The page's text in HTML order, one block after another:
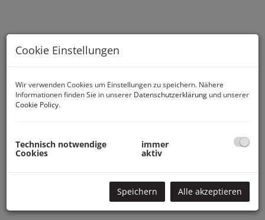
Cookie Einstellungen
Wir verwenden Cookies um Einstellungen zu speichern. Nähere
Informationen finden Sie in unserer Datenschutzerklärung und unserer
Cookie Policy.
Technisch notwendige
Cookies
immer
aktiv
Speichern Alle akzeptieren